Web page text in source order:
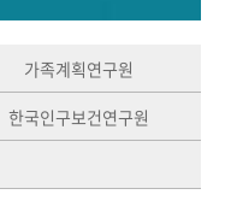
가족계획연구원
한국인구보건연구원